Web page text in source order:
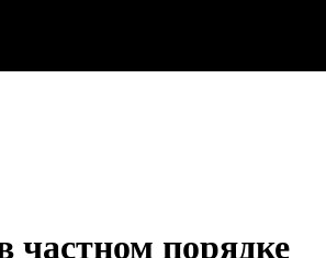
частном порядке